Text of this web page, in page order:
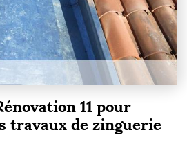
11 pour
travaux de zinguerie